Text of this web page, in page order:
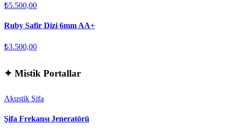
₺5.500,00
Ruby Safir Dizi 6mm AA+
₺3.500,00
✦ Mistik Portallar
Akustik Şifa
Şifa Frekansı Jeneratörü